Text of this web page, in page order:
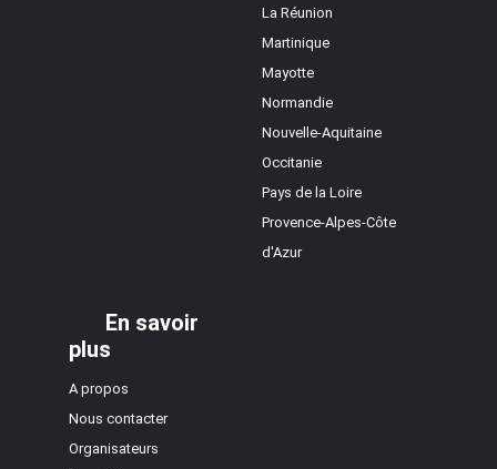
La Réunion
Martinique
Mayotte
Normandie
Nouvelle-Aquitaine
Occitanie
Pays de la Loire
Provence-Alpes-Côte
d'Azur
En savoir
plus
A propos
Nous contacter
Organisateurs